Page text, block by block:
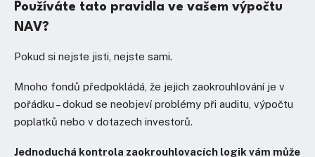
Používáte tato pravidla ve vašem výpočtu
NAV?
Pokud si nejste jisti, nejste sami.
Mnoho fondů předpokládá, že jejich zaokrouhlování je v
pořádku – dokud se neobjeví problémy při auditu, výpočtu
poplatků nebo v dotazech investorů.
Jednoduchá kontrola zaokrouhlovacích logik vám může